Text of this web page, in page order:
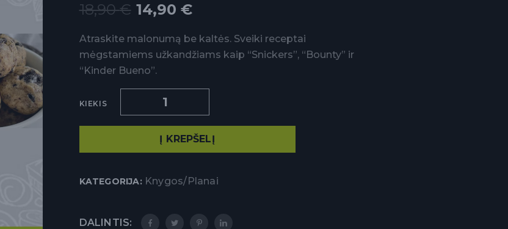
18,90€ 14,90 €
Atraskite malonumą be kaltės. Sveiki receptai
mėgstamiems užkandžiams kaip “Snickers”, “Bounty” ir
“Kinder Bueno”.
KIEKIS
Į KREPŠELĮ
KATEGORIJA: Knygos/planai
DALINTIS: